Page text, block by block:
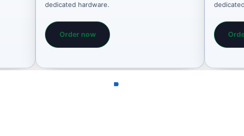
dedicated hardware.
Order now